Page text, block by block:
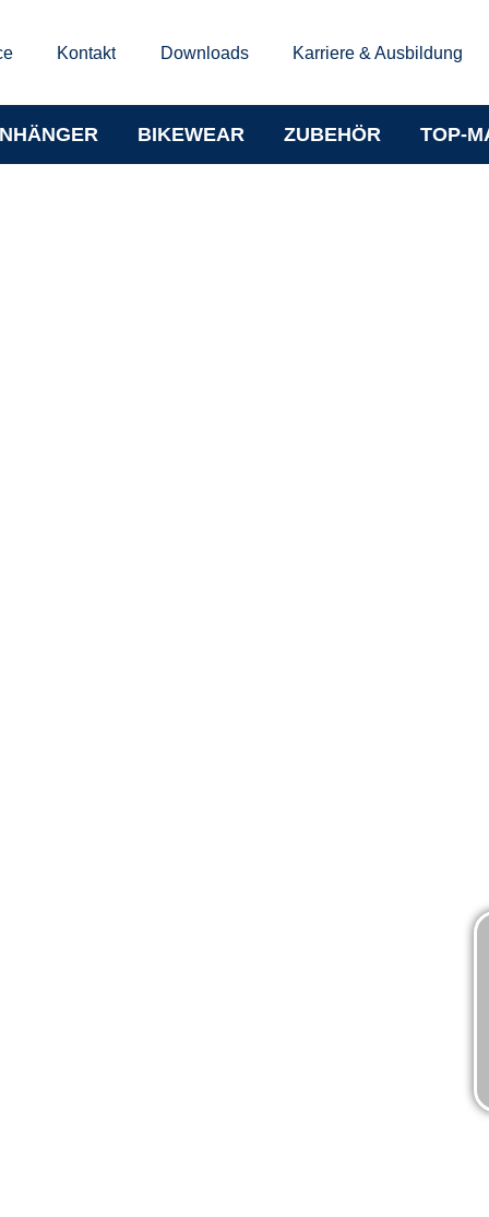
Kontakt Downloads Karriere & Ausbildung
BIKEWEAR ZUBEHÖR TOP-